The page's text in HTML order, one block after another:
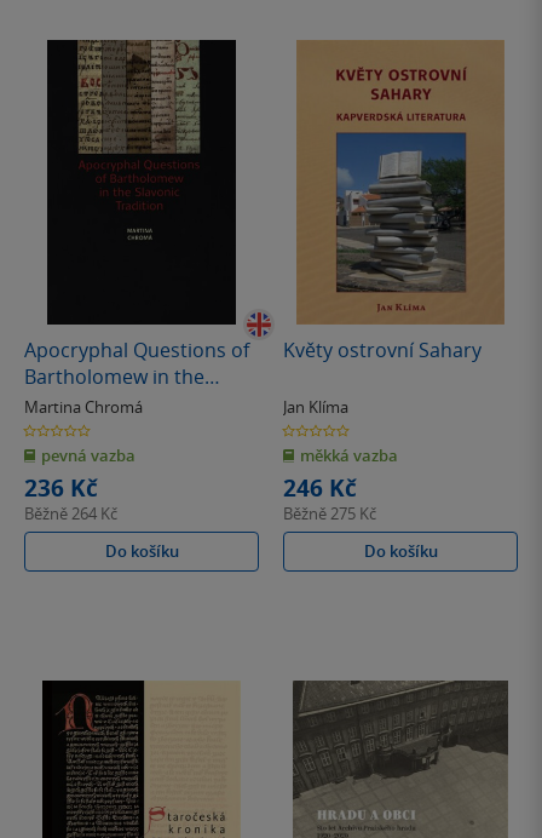
Apocryphal Questions of
Bartholomew in the
Slavonic Tradition
Martina Chromá
0.0
z
5
hvězdiček
pevná vazba
236 Kč
Běžně264 Kč
Do košíku
Květy ostrovní Sahary
Jan Klíma
0.0
z
5
hvězdiček
měkká vazba
246 Kč
Běžně275 Kč
Do košíku